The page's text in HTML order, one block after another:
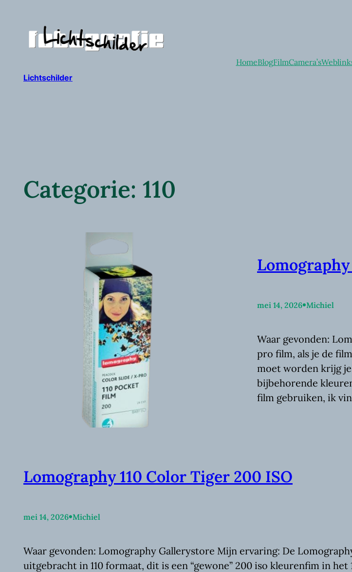
Lichtschilder
HomeBlogFilmCamera’s
Categorie: 110
Lomography
mei 14, 2026•Michiel
Waar gevonden:
pro film, als je de
moet worden krijg
bijbehorende
film gebruiken, ik
Lomography 110 Color Tiger 200 ISO
mei 14, 2026•Michiel
Waar gevonden: Lomography Gallerystore Mijn ervaring: De
uitgebracht in 110 formaat, dit is een “gewone” 200 iso kleurenfim in